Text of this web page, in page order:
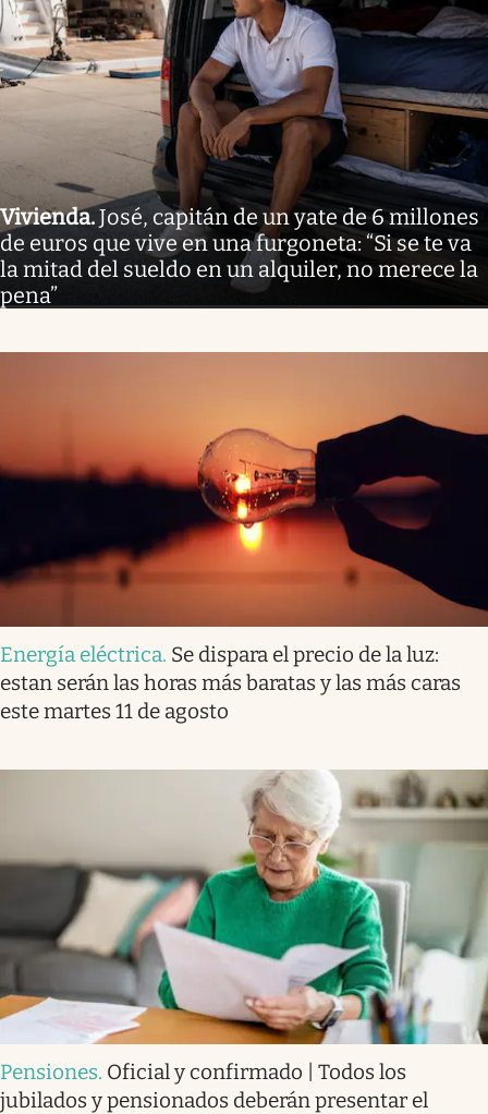
Vivienda.José, capitán de un yate de 6 millones
de euros que vive en una furgoneta: “Si se te va
la mitad del sueldo en un alquiler, no merece la
pena”
Energía eléctrica. Se dispara el precio de la luz:
estan serán las horas más baratas y las más caras
este martes 11 de agosto
Pensiones. Oficial y confirmado | Todos los
jubilados y pensionados deberán presentar el